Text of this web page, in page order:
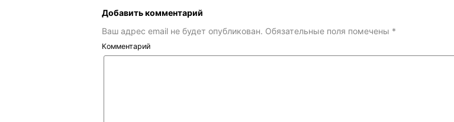
Добавить комментарий
Ваш адрес email не будет опубликован. Обязательные поля помечены *
Комментарий